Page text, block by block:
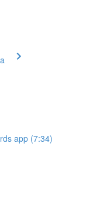
app (7:34)